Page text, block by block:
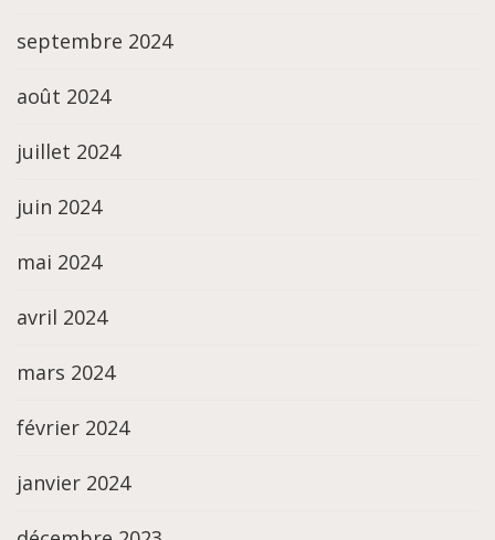
septembre 2024
août 2024
juillet 2024
juin 2024
mai 2024
avril 2024
mars 2024
février 2024
janvier 2024